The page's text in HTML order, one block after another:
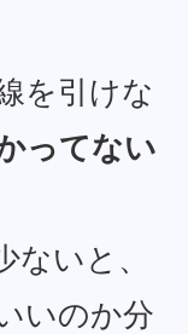
を引けな
ってない
ないと、
いのか分